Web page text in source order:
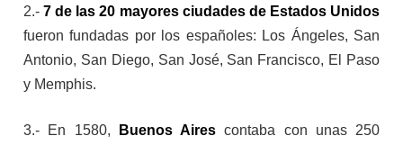
2.-7 de las 20 mayores ciudades de Estados Unidos
fueron fundadas por los españoles: Los Ángeles, San
Antonio, San Diego, San José, San Francisco, El Paso
y Memphis.
3.- En 1580, Buenos Aires contaba con unas 250